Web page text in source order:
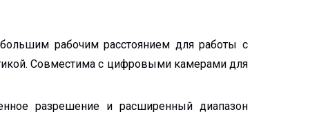
рабочим расстоянием для работы с
Совместима с цифровыми камерами для
разрешение и расширенный диапазон